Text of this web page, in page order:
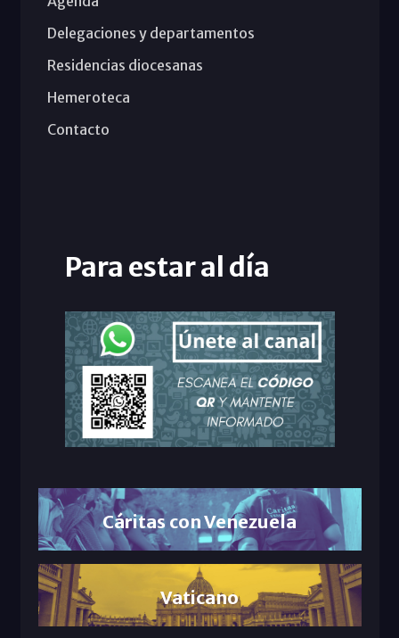
Delegaciones y departamentos
Residencias diocesanas
Hemeroteca
Contacto
Para estar al día
Cáritas con Venezuela
Vaticano